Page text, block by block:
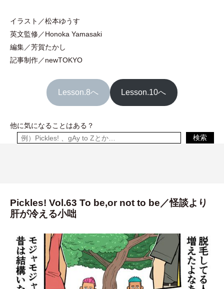
イラスト／松本ゆうす
英文監修／Honoka Yamasaki
編集／芳賀たかし
記事制作／newTOKYO
Lesson.8へ Lesson.10へ
他に気になることはある？
検索
Pickles! Vol.63 To be,or not to be／怪談より
肝が冷える小咄